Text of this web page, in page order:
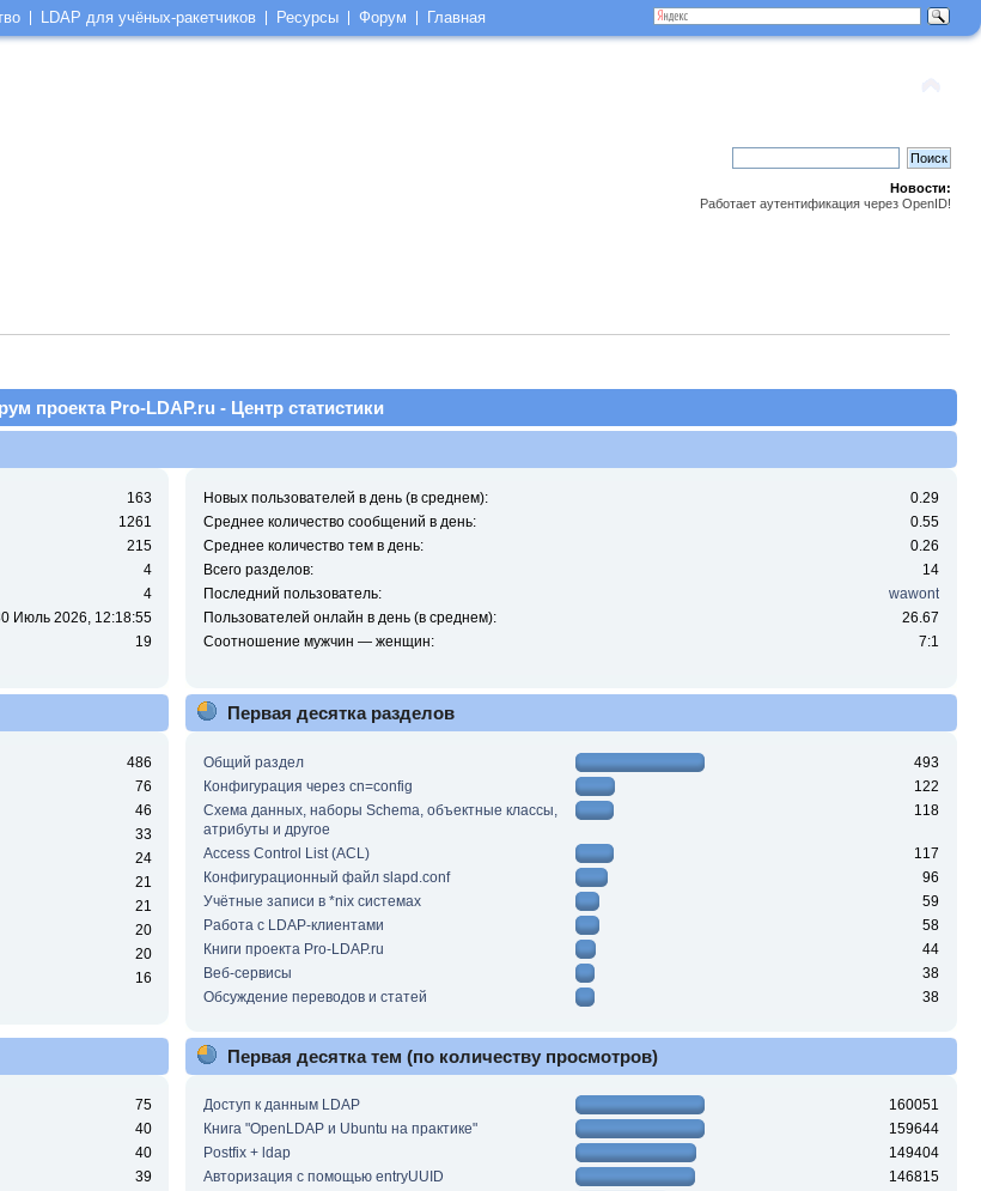
Новости:
Работает аутентификация через OpenID!
проекта Pro-LDAP.ru - Центр статистики
163
1261
215
4
4
Июль 2026, 12:18:55
19
Новых пользователей в день (в среднем):
0.29
Среднее количество сообщений в день:
0.55
Среднее количество тем в день:
0.26
Всего разделов:
14
Последний пользователь:
wawont
Пользователей онлайн в день (в среднем):
26.67
Соотношение мужчин — женщин:
7:1
486
76
46
33
24
21
21
20
20
16
Первая десятка разделов
Общий раздел
493
Конфигурация через cn=config
122
Схема данных, наборы Schema, объектные классы,
атрибуты и другое
118
Access Control List (ACL)
117
Конфигурационный файл slapd.conf
96
Учётные записи в *nix системах
59
Работа с LDAP-клиентами
58
Книги проекта Pro-LDAP.ru
44
Веб-сервисы
38
Обсуждение переводов и статей
38
75
40
40
39
Первая десятка тем (по количеству просмотров)
Доступ к данным LDAP
160051
Книга "OpenLDAP и Ubuntu на практике"
159644
Postfix + ldap
149404
Авторизация с помощью entryUUID
146815
LDAP для учёных-ракетчиков Ресурсы Форум Главная